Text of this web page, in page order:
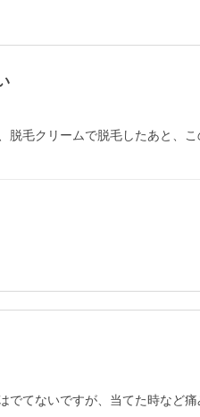
脱毛クリームで脱毛したあと、
でてないですが、当てた時など